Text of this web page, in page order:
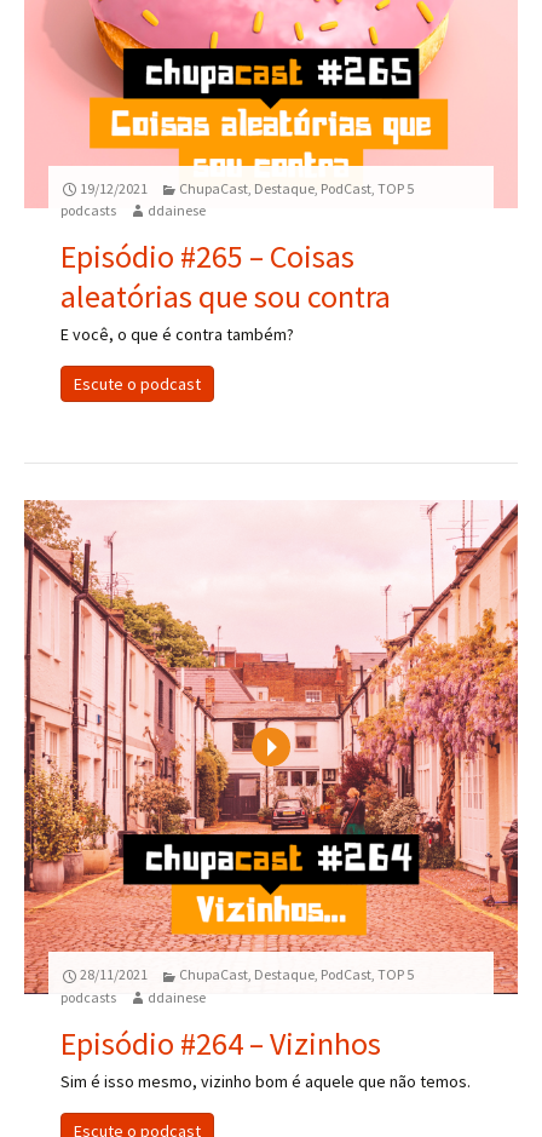
19/12/2021 ChupaCast, Destaque, PodCast,TOP 5
podcasts
ddainese
Episódio #265 – Coisas
aleatórias que sou contra
E você, o que é contra também?
Escute o podcast
Play
28/11/2021 ChupaCast, Destaque, PodCast,TOP 5
podcasts
ddainese
Episódio #264 – Vizinhos
Sim é isso mesmo, vizinho bom é aquele que não temos.
Escute o podcast